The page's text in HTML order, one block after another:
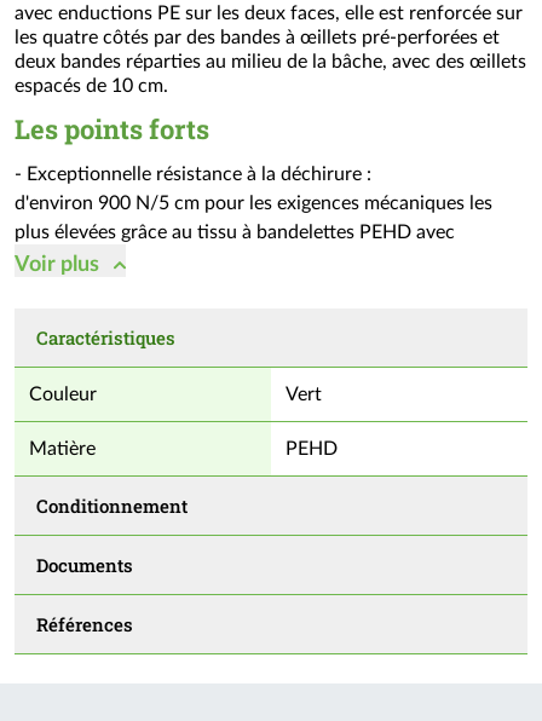
avec enductions PE sur les deux faces, elle est renforcée sur
les quatre côtés par des bandes à œillets pré-perforées et
deux bandes réparties au milieu de la bâche, avec des œillets
espacés de 10 cm.
Les points forts
- Exceptionnelle résistance à la déchirure :
d'environ 900 N/5 cm pour les exigences mécaniques les
plus élevées grâce au tissu à bandelettes PEHD avec
enductions PE sur les deux faces. Allonge la durée de vie de
- Durable, résistantes aux produits chimiques et neutre au
- Fixation flexible selon vos besoins, bande à œillets soudée
Voir plus
Caractéristiques
Couleur Vert
Matière PEHD
Conditionnement
Documents
Références